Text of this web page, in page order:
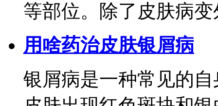
等部位。除了皮肤病
用啥药治皮肤银屑病
银屑病是一种常见的